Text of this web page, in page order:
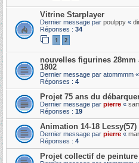
Vitrine Starplayer
Dernier message par poulppy «
Réponses : 34
1 2
nouvelles figurines 28mm
1802
Dernier message par atommmm «
Réponses : 4
Projet 75 ans du
Dernier message par pierre «
Réponses : 19
Animation 14-18
Dernier message par pierre «
Réponses : 4
Projet collectif de peinture